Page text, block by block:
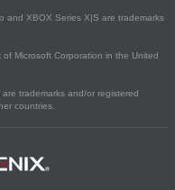
and XBOX Series X|S are trademarks
Microsoft Corporation in the United
trademarks and/or registered
countries.